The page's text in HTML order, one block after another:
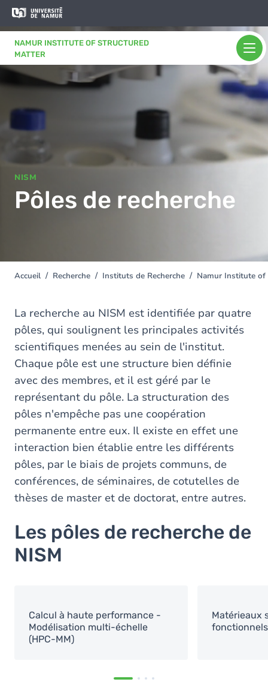
Aller au contenu principal
NAMUR INSTITUTE OF STRUCTURED
MATTER
Aller
principal
NISM
Pôles de recherche
You
here
Accueil Recherche Instituts de Recherche Namur Institute
La recherche au NISM est identifiée par quatre
pôles, qui soulignent les principales activités
scientifiques menées au sein de l'institut.
Chaque pôle est une structure bien définie
avec des membres, et il est géré par le
représentant du pôle. La structuration des
pôles n'empêche pas une coopération
permanente entre eux. Il existe en effet une
interaction bien établie entre les différents
pôles, par le biais de projets communs, de
conférences, de séminaires, de cotutelles de
thèses de master et de doctorat, entre autres.
Les pôles de recherche de
NISM
Calcul à haute performance -
Modélisation multi-échelle
(HPC-MM)
Matérieaux
fonctionnels